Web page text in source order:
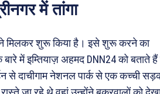
में तांगा
ने मिलकर शुरू किया है। इसे शुरू करने का
में इम्तियाज़ अहमद DNN24 को बताते हैं
से दाचीगाम नेशनल पार्क से एक कच्ची